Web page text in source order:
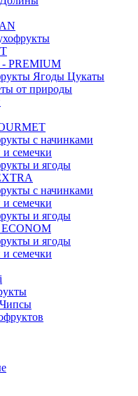
Ягоды Цукаты
от природы
с начинками
семечки
и ягоды
с начинками
семечки
и ягоды
и ягоды
семечки